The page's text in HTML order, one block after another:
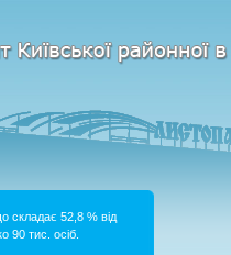
складає 52,8 % від
90 тис. осіб.